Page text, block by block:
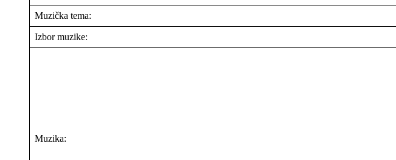
Muzička tema:
Izbor muzike:
Muzika: